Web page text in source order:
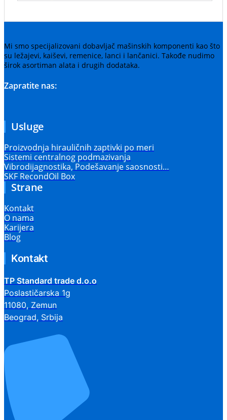
Mi smo specijalizovani dobavljač mašinskih komponenti kao što
su ležajevi, kaiševi, remenice, lanci i lančanici. Takođe nudimo
širok asortiman alata i drugih dodataka.
Zapratite nas:
Usluge
Proizvodnja hirauličnih zaptivki po meri
Sistemi centralnog podmazivanja
Vibrodijagnostika, Podešavanje saosnosti…
SKF RecondOil Box
Strane
Kontakt
O nama
Karijera
Blog
Kontakt
TP Standard trade d.o.o
Poslastičarska 1g
11080, Zemun
Beograd, Srbija